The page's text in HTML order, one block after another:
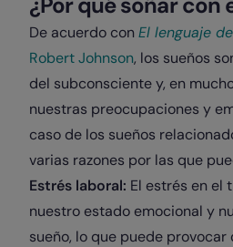
De acuerdo con El lenguaje
Robert Johnson, los sueños
del subconsciente y, en
nuestras preocupaciones y
caso de los sueños
varias razones por las que
Estrés laboral: El estrés en el
nuestro estado emocional y
sueño, lo que puede provocar